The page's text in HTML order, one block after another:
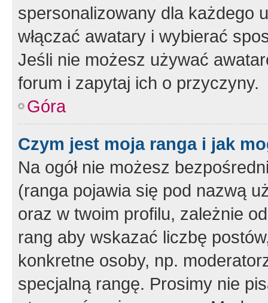
spersonalizowany dla każdego
włączać awatary i wybierać
Jeśli nie możesz używać
forum i zapytaj ich o przyczyny.
Góra
Czym jest moja ranga i jak
Na ogół nie możesz
(ranga pojawia się pod nazwą
oraz w twoim profilu, zależnie
rang aby wskazać liczbę
konkretne osoby, np.
specjalną rangę. Prosimy nie